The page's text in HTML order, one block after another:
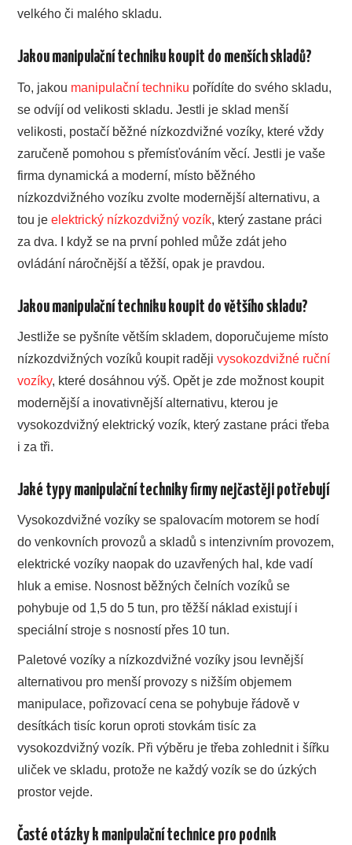
velkého či malého skladu.
Jakou manipulační techniku koupit do menších skladů?
To, jakou manipulační techniku pořídíte do svého skladu,
se odvíjí od velikosti skladu. Jestli je sklad menší
velikosti, postačí běžné nízkozdvižné vozíky, které vždy
zaručeně pomohou s přemísťováním věcí. Jestli je vaše
firma dynamická a moderní, místo běžného
nízkozdvižného vozíku zvolte modernější alternativu, a
tou jeelektrický nízkozdvižný vozík, který zastane práci
za dva. I když se na první pohled může zdát jeho
ovládání náročnější a těžší, opak je pravdou.
Jakou manipulační techniku koupit do většího skladu?
Jestliže se pyšníte větším skladem, doporučujeme místo
nízkozdvižných vozíků koupit radějivysokozdvižné ruční
vozíky, které dosáhnou výš. Opět je zde možnost koupit
modernější a inovativnější alternativu, kterou je
vysokozdvižný elektrický vozík, který zastane práci třeba
i za tři.
Jaké typy manipulační techniky firmy nejčastěji potřebují
Vysokozdvižné vozíky se spalovacím motorem se hodí
do venkovních provozů a skladů s intenzivním provozem,
elektrické vozíky naopak do uzavřených hal, kde vadí
hluk a emise. Nosnost běžných čelních vozíků se
pohybuje od 1,5 do 5 tun, pro těžší náklad existují i
speciální stroje s nosností přes 10 tun.
Paletové vozíky a nízkozdvižné vozíky jsou levnější
alternativou pro menší provozy s nižším objemem
manipulace, pořizovací cena se pohybuje řádově v
desítkách tisíc korun oproti stovkám tisíc za
vysokozdvižný vozík. Při výběru je třeba zohlednit i šířku
uliček ve skladu, protože ne každý vozík se do úzkých
prostor vejde.
Časté otázky k manipulační technice pro podnik